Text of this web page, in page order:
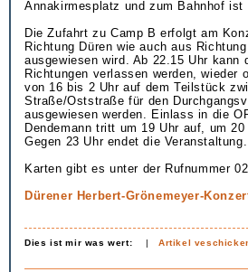
Annakirmesplatz und zum Bahnhof
Die Zufahrt zu Camp B erfolgt am
Richtung Düren wie auch aus
ausgewiesen wird. Ab 22.15 Uhr
Richtungen verlassen werden, wieder
von 16 bis 2 Uhr auf dem Teilstück
Straße/Oststraße für den
ausgewiesen werden. Einlass in die
Dendemann tritt um 19 Uhr auf, um
Gegen 23 Uhr endet die Veranstaltung.
Karten gibt es unter der Rufnummer
Dürener Herbert-Grönemeyer-
Dies ist mir was wert: |Artikel